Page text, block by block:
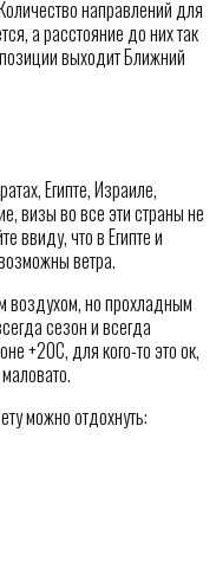
направлений для
а расстояние до них так
выходит Ближний
Египте, Израиле,
визы во все эти страны не
ввиду, что в Египте и
ветра.
воздухом, но прохладным
сезон и всегда
+20С, для кого-то это ок,
можно отдохнуть: